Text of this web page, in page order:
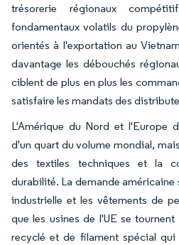
trésorerie régionaux
fondamentaux volatils du
orientés à l'exportation au
davantage les débouchés
ciblent de plus en plus les
satisfaire les mandats des
L'Amérique du Nord et l'Europe
d'un quart du volume mondial,
des textiles techniques et la
durabilité. La demande
industrielle et les vêtements de
que les usines de l'UE se
recyclé et de filament spécial qui